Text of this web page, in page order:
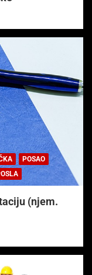
POSAO
(njem.